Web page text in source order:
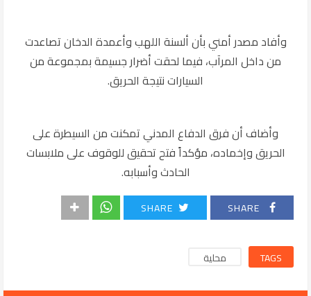
وأفاد مصدر أمني بأن ألسنة اللهب وأعمدة الدخان تصاعدت
من داخل المرآب، فيما لحقت أضرار جسيمة بمجموعة من
السيارات نتيجة الحريق.
وأضاف أن فرق الدفاع المدني تمكنت من السيطرة على
الحريق وإخماده، مؤكداً فتح تحقيق للوقوف على ملابسات
الحادث وأسبابه.
SHARE
SHARE
TAGS محلية